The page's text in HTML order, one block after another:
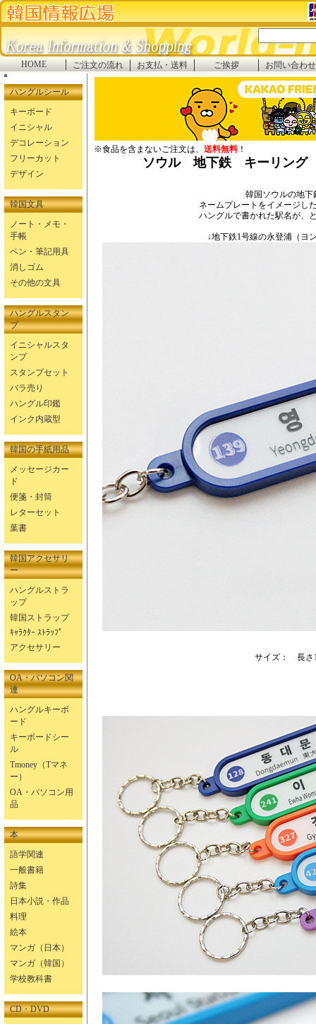
HOME ご注文の流れ お支払・送料 ご挨拶 お問い合わせ
ハングルシール
キーボード
イニシャル
デコレーション
フリーカット
デザイン
韓国文具
ノート・メモ・
手帳
ペン・筆記用具
消しゴム
その他の文具
ハングルスタン
プ
イニシャルスタ
ンプ
スタンプセット
バラ売り
ハングル印鑑
インク内蔵型
韓国の手紙用品
メッセージカー
ド
便箋・封筒
レターセット
葉書
韓国アクセサリ
ー
ハングルストラ
ップ
韓国ストラップ
ｷｬﾗｸﾀｰ ｽﾄﾗｯﾌﾟ
アクセサリー
OA・パソコン関
連
ハングルキーボ
ード
キーボードシー
ル
Tmoney（Tマネ
ー）
OA・パソコン用
品
本
語学関連
一般書籍
詩集
日本小説・作品
料理
絵本
マンガ（日本）
マンガ（韓国）
学校教科書
CD・DVD
※食品を含まないご注文は、 送料無料 ！
ソウル 地下鉄 キーリング
韓国ソウルの地下
ネームプレートをイメージし
ハングルで書かれた駅名が、
↓地下鉄1号線の永登浦（ヨ
サイズ： 長さ